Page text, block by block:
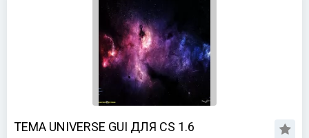
ТЕМА UNIVERSE GUI ДЛЯ CS 1.6